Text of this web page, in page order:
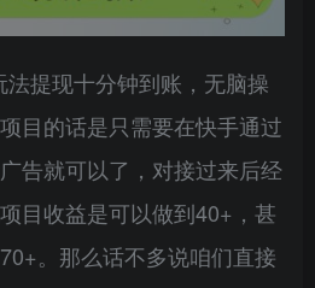
提现十分钟到账，无脑操
目的话是只需要在快手通过
告就可以了，对接过来后经
目收益是可以做到40+，甚
。那么话不多说咱们直接